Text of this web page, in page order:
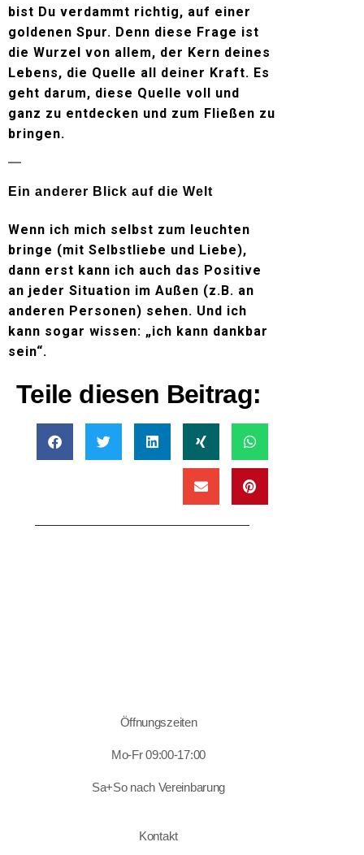
bist Du verdammt richtig, auf einer
goldenen Spur. Denn diese Frage ist
die Wurzel von allem, der Kern deines
Lebens, die Quelle all deiner Kraft. Es
geht darum, diese Quelle voll und
ganz zu entdecken und zum Fließen zu
bringen.
Ein anderer Blick auf die Welt
Wenn ich mich selbst zum leuchten
bringe (mit Selbstliebe und Liebe),
dann erst kann ich auch das Positive
an jeder Situation im Außen (z.B. an
anderen Personen) sehen. Und ich
kann sogar wissen: „ich kann dankbar
sein“.
Teile diesen Beitrag:
Öffnungszeiten
Mo-Fr 09:00-17:00
Sa+So nach Vereinbarung
Kontakt